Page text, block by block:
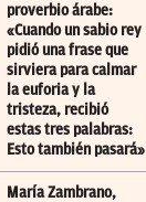
proverbio árabe:
«Cuando un sabio rey
pidió una frase que
sirviera para calmar
la euforia y la
tristeza, recibió
estas tres palabras:
Esto también pasará»
María Zambrano,